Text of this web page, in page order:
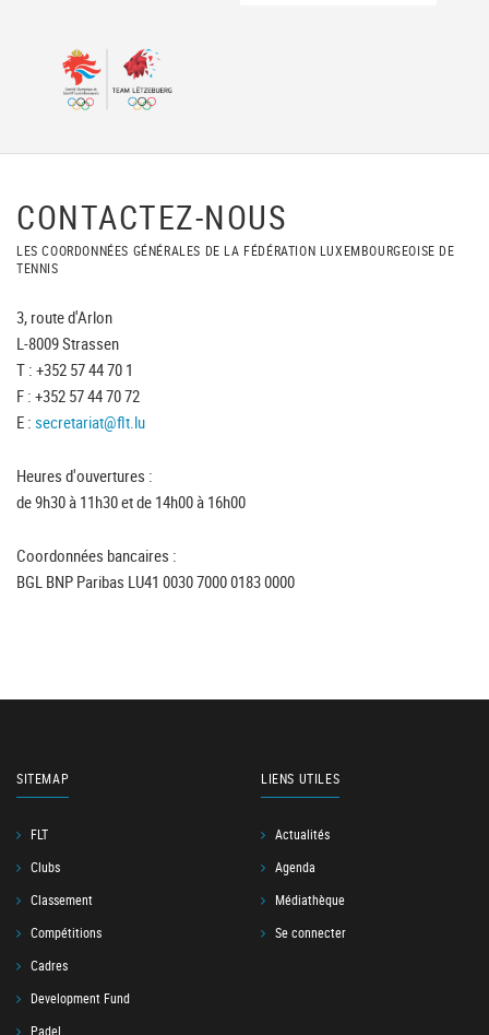
CONTACTEZ-NOUS
LES COORDONNÉES GÉNÉRALES DE LA FÉDÉRATION LUXEMBOURGEOISE DE
TENNIS
3, route d'Arlon
L-8009 Strassen
T : +352 57 44 70 1
F : +352 57 44 70 72
E : secretariat@flt.lu
Heures d'ouvertures :
de 9h30 à 11h30 et de 14h00 à 16h00
Coordonnées bancaires :
BGL BNP Paribas LU41 0030 7000 0183 0000
SITEMAP
FLT
Clubs
Classement
Compétitions
Cadres
Development Fund
Padel
LIENS UTILES
Actualités
Agenda
Médiathèque
Se connecter